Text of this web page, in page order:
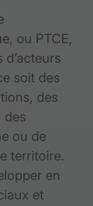
ou PTCE,
soit des
des
des
ou de
territoire.
en
et